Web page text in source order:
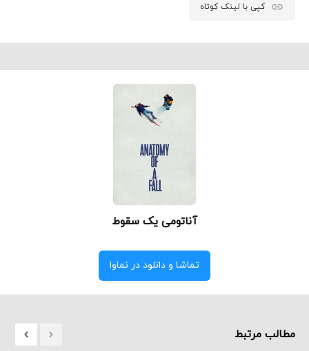
کپی با لینک کوتاه
آناتومی یک سقوط
تماشا و دانلود در نماوا
مطالب مرتبط